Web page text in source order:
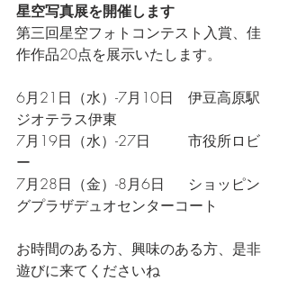
星空写真展を開催します
第三回星空フォトコンテスト入賞、佳
作作品20点を展示いたします。
6月21日（水）-7月10日　伊豆高原駅
ジオテラス伊東
7月19日（水）-27日　　  市役所ロビ
ー
7月28日（金）-8月6日　  ショッピン
グプラザデュオセンターコート
お時間のある方、興味のある方、是非
遊びに来てくださいね